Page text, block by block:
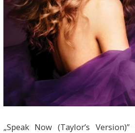
„Speak Now (Taylor’s